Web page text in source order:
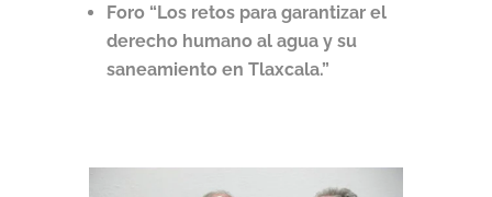
Foro “Los retos para garantizar el
derecho humano al agua y su
saneamiento en Tlaxcala.”